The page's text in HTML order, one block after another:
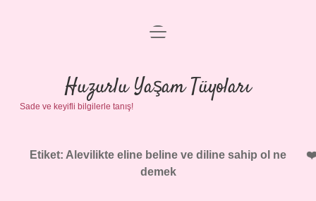
Anasayfa
Gizlilik Politikası
Yasal Uyarı
menüyü
Huzurlu Yaşam Tüyoları
Sade ve keyifli bilgilerle tanış!
Etiket: Alevilikte eline beline ve diline sahip ol ne
demek